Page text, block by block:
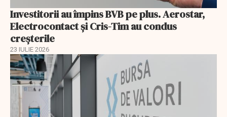
Investitorii au împins BVB pe plus. Aerostar,
Electrocontact și Cris-Tim au condus
creșterile
23 IULIE 2026